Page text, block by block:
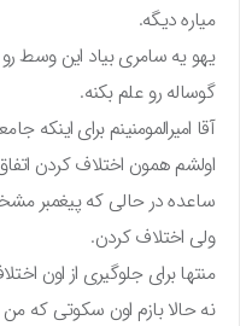
میاره دیگه.
یهو یه سامری بیاد این وسط رو
گوساله رو علم بکنه.
آقا امیرالمومنینم برای اینکه
اولشم همون اختلاف کردن
ساعده در حالی که پیغمبر
ولی اختلاف کردن.
منتها برای جلوگیری از اون
نه حالا بازم اون سکوتی که